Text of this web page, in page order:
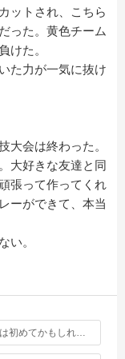
ットされ、こちら
った。黄色チーム
けた。
た力が一気に抜け
大会は終わった。
大好きな友達と同
張って作ってくれ
ーができて、本当
い。